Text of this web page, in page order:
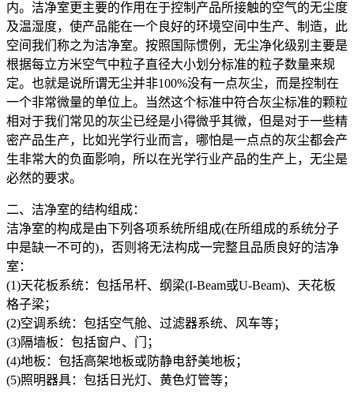
内。洁净室更主要的作用在于控制产品所接触的空气的无尘度
及温湿度，使产品能在一个良好的环境空间中生产、制造，此
空间我们称之为洁净室。按照国际惯例，无尘净化级别主要是
根据每立方米空气中粒子直径大小划分标准的粒子数量来规
定。也就是说所谓无尘并非100%没有一点灰尘，而是控制在
一个非常微量的单位上。当然这个标准中符合灰尘标准的颗粒
相对于我们常见的灰尘已经是小得微乎其微，但是对于一些精
密产品生产，比如光学行业而言，哪怕是一点点的灰尘都会产
生非常大的负面影响，所以在光学行业产品的生产上，无尘是
必然的要求。
二、洁净室的结构组成：
洁净室的构成是由下列各项系统所组成(在所组成的系统分子
中是缺一不可的)，否则将无法构成一完整且品质良好的洁净
室：
(1)天花板系统：包括吊杆、纲梁(I-Beam或U-Beam)、天花板
格子梁；
(2)空调系统：包括空气舱、过滤器系统、风车等；
(3)隔墙板：包括窗户、门；
(4)地板：包括高架地板或防静电舒美地板；
(5)照明器具：包括日光灯、黄色灯管等；